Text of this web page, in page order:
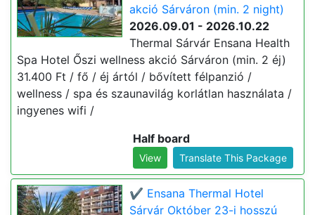
akció Sárváron (min. 2 night)
2026.09.01 - 2026.10.22
Thermal Sárvár Ensana Health
Spa Hotel Őszi wellness akció Sárváron (min. 2 éj)
31.400 Ft / fő / éj ártól / bővített félpanzió /
wellness / spa és szaunavilág korlátlan használata /
ingyenes wifi /
Half board
View Translate This Package
✔️ Ensana Thermal Hotel
Sárvár Október 23-i hosszú